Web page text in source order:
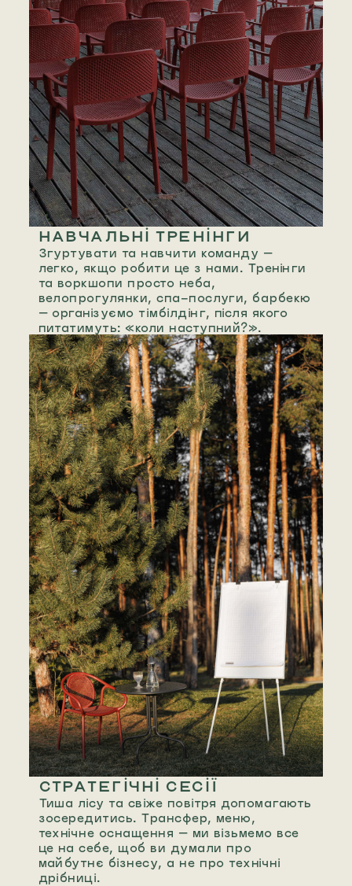
СТРАТЕГІЧНІ СЕСІЇ
Тиша лісу та свіже повітря допомагають
зосередитись. Трансфер, меню,
технічне оснащення — ми візьмемо все
це на себе, щоб ви думали про
майбутнє бізнесу, а не про технічні
дрібниці.
НАВЧАЛЬНІ ТРЕНІНГИ
Згуртувати та навчити команду —
легко, якщо робити це з нами. Тренінги
та воркшопи просто неба,
велопрогулянки, cпа-послуги, барбекю
— організуємо тімбілдінг, після якого
питатимуть: «коли наступний?».